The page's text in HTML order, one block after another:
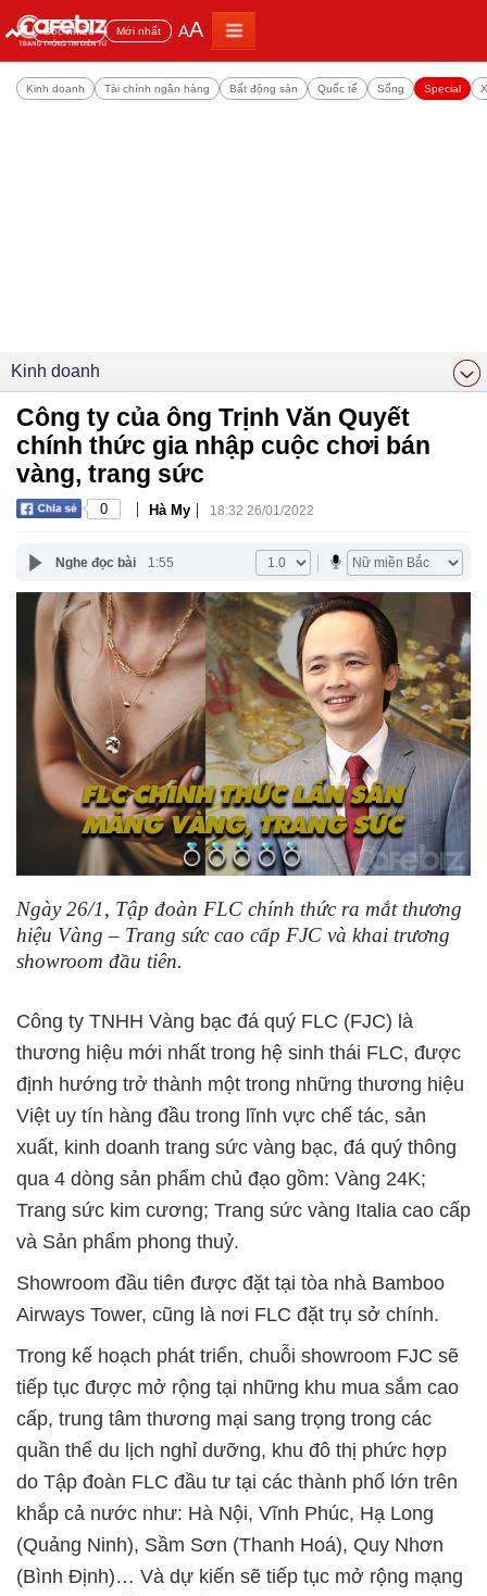
Đọc nhiều Mới nhất AA
Kinh doanh Tài chính ngân hàng Bất động sản Quốc tế Sống Special
Kinh doanh
Công ty của ông Trịnh Văn Quyết
chính thức gia nhập cuộc chơi bán
vàng, trang sức
0 | Hà My | 18:32 26/01/2022
Nghe đọc bài 1:55
Ngày 26/1, Tập đoàn FLC chính thức ra mắt thương
hiệu Vàng – Trang sức cao cấp FJC và khai trương
showroom đầu tiên.
Công ty TNHH Vàng bạc đá quý FLC (FJC) là
thương hiệu mới nhất trong hệ sinh thái FLC, được
định hướng trở thành một trong những thương hiệu
Việt uy tín hàng đầu trong lĩnh vực chế tác, sản
xuất, kinh doanh trang sức vàng bạc, đá quý thông
qua 4 dòng sản phẩm chủ đạo gồm: Vàng 24K;
Trang sức kim cương; Trang sức vàng Italia cao cấp
và Sản phẩm phong thuỷ.
Showroom đầu tiên được đặt tại tòa nhà Bamboo
Airways Tower, cũng là nơi FLC đặt trụ sở chính.
Trong kế hoạch phát triển, chuỗi showroom FJC sẽ
tiếp tục được mở rộng tại những khu mua sắm cao
cấp, trung tâm thương mại sang trọng trong các
quần thể du lịch nghỉ dưỡng, khu đô thị phức hợp
do Tập đoàn FLC đầu tư tại các thành phố lớn trên
khắp cả nước như: Hà Nội, Vĩnh Phúc, Hạ Long
(Quảng Ninh), Sầm Sơn (Thanh Hoá), Quy Nhơn
(Bình Định)… Và dự kiến sẽ tiếp tục mở rộng mạng